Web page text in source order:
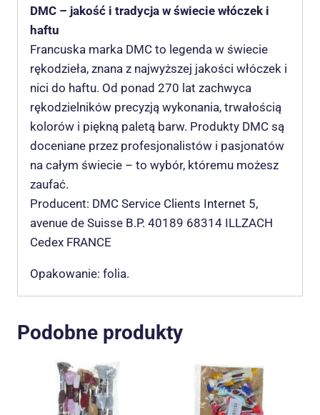
DMC – jakość i tradycja w świecie włóczek i
haftu
Francuska marka DMC to legenda w świecie
rękodzieła, znana z najwyższej jakości włóczek i
nici do haftu. Od ponad 270 lat zachwyca
rękodzielników precyzją wykonania, trwałością
kolorów i piękną paletą barw. Produkty DMC są
doceniane przez profesjonalistów i pasjonatów
na całym świecie – to wybór, któremu możesz
zaufać.
Producent: DMC Service Clients Internet 5,
avenue de Suisse B.P. 40189 68314 ILLZACH
Cedex FRANCE
Opakowanie: folia.
Podobne produkty